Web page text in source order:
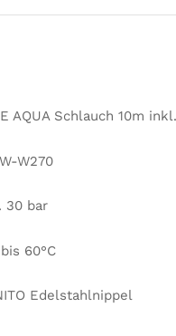
AQUA Schlauch 10m
W270
30 bar
60°C
Edelstahlnippel